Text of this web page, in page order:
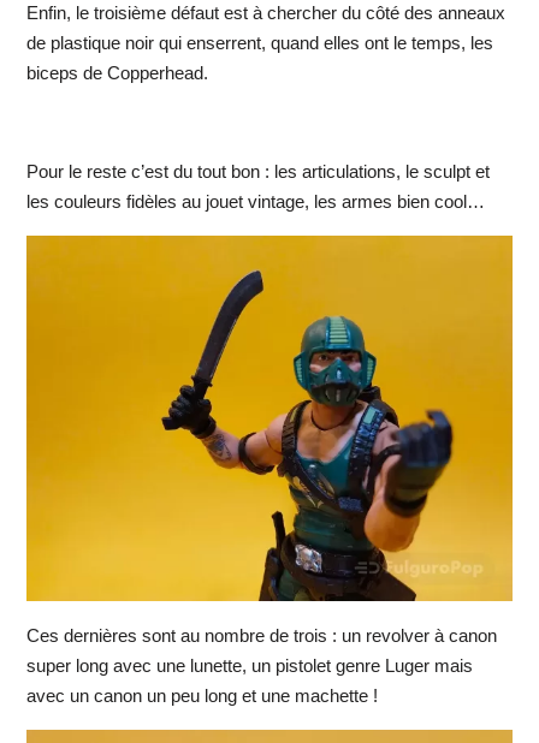
Enfin, le troisième défaut est à chercher du côté des anneaux
de plastique noir qui enserrent, quand elles ont le temps, les
biceps de Copperhead.
Pour le reste c’est du tout bon : les articulations, le sculpt et
les couleurs fidèles au jouet vintage, les armes bien cool…
Ces dernières sont au nombre de trois : un revolver à canon
super long avec une lunette, un pistolet genre Luger mais
avec un canon un peu long et une machette !